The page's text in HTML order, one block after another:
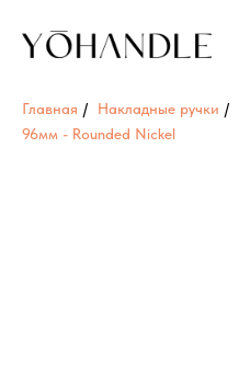
Главная / Накладные ручки /
96мм - Rounded Nickel